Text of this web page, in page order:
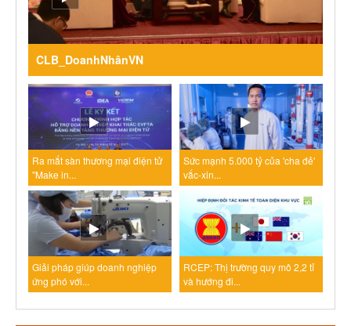
CLB_DoanhNhânVN
Ra mắt sàn thương mại điện tử
"Make in...
Sức mạnh 5.000 tỷ của 'cha đẻ'
vắc-xin...
Giải pháp giúp doanh nghiệp
ứng phó với...
RCEP: Thị trường quy mô 2,2 tỉ
và hướng đi...